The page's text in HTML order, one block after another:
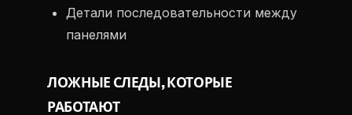
Детали последовательности между
панелями
ЛОЖНЫЕ СЛЕДЫ, КОТОРЫЕ
РАБОТАЮТ